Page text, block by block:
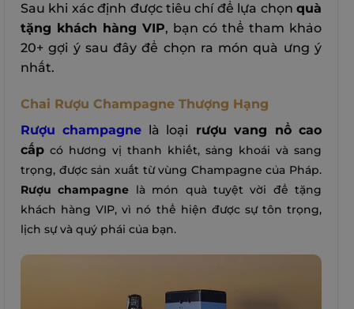
Sau khi xác định được tiêu chí để lựa chọn quà
tặng khách hàng VIP, bạn có thể tham khảo
20+ gợi ý sau đây để chọn ra món quà ưng ý
nhất.
Chai Rượu Champagne Thượng Hạng
Rượu champagne là loại rượu vang nổ cao
cấp có hương vị thanh khiết, sảng khoái và sang
trọng, được sản xuất từ vùng Champagne của Pháp.
Rượu champagne là món quà tuyệt vời để tặng
khách hàng VIP, vì nó thể hiện được sự tôn trọng,
lịch sự và quý phái của bạn.